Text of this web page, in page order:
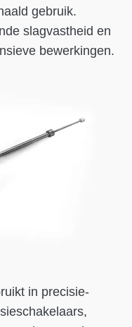
gebruik.
slagvastheid en
bewerkingen.
in precisie-